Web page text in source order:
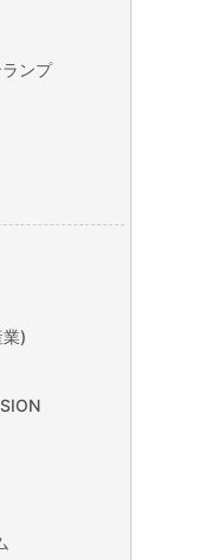
ンプ
)